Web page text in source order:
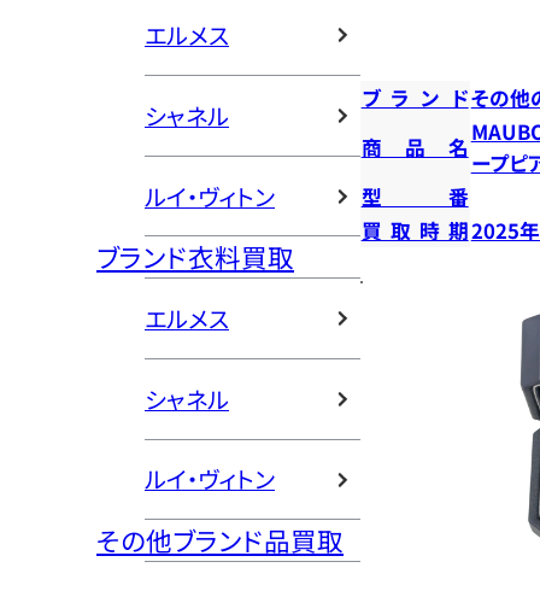
エルメス
シャネル
ルイ・ヴィトン
ブランド衣料買取
エルメス
シャネル
ルイ・ヴィトン
その他ブランド品買取
ブランドその他
商品名
ープピ
型番
買取時期2025